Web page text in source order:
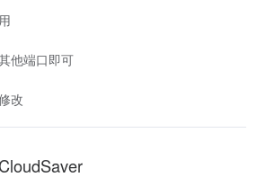
他端口即可
改